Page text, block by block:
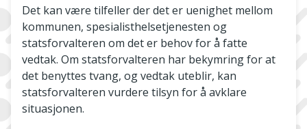
Det kan være tilfeller der det er uenighet mellom
kommunen, spesialisthelsetjenesten og
statsforvalteren om det er behov for å fatte
vedtak. Om statsforvalteren har bekymring for at
det benyttes tvang, og vedtak uteblir, kan
statsforvalteren vurdere tilsyn for å avklare
situasjonen.